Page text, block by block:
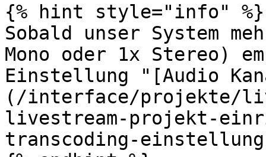
{% hint style="info" %}
Sobald unser System
Mono oder 1x Stereo)
Einstellung "[Audio
(/interface/projekte/
livestream-projekt-
transcoding-